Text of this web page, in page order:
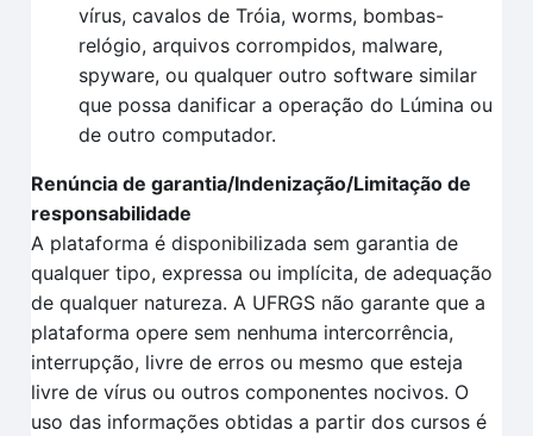
vírus, cavalos de Tróia, worms, bombas-
relógio, arquivos corrompidos, malware,
spyware, ou qualquer outro software similar
que possa danificar a operação do Lúmina ou
de outro computador.
Renúncia de garantia/Indenização/Limitação de
responsabilidade
A plataforma é disponibilizada sem garantia de
qualquer tipo, expressa ou implícita, de adequação
de qualquer natureza. A UFRGS não garante que a
plataforma opere sem nenhuma intercorrência,
interrupção, livre de erros ou mesmo que esteja
livre de vírus ou outros componentes nocivos. O
uso das informações obtidas a partir dos cursos é